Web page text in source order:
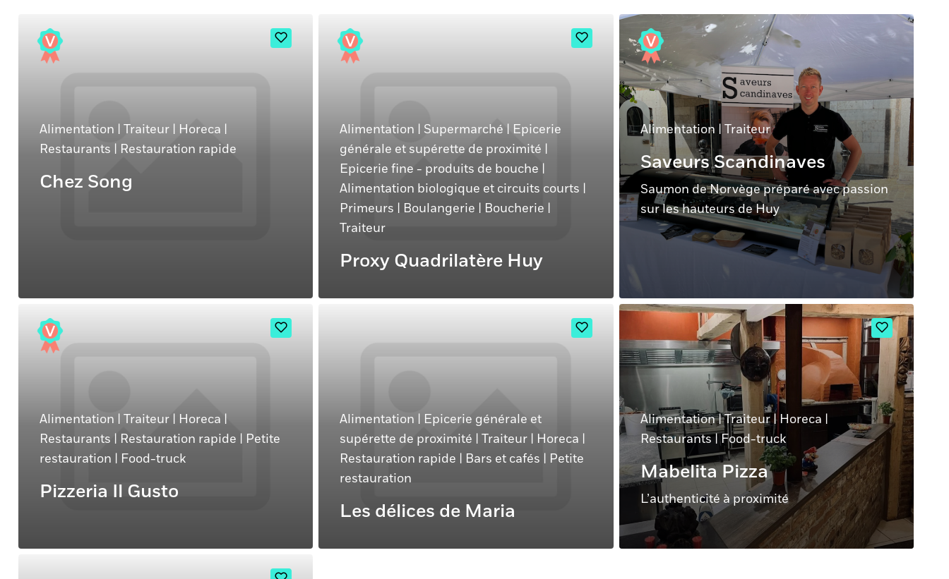
Alimentation | Traiteur | Horeca |
Restaurants | Restauration rapide
Chez Song
Alimentation | Supermarché | Epicerie
générale et supérette de proximité |
Epicerie fine - produits de bouche |
Alimentation biologique et circuits courts |
Primeurs | Boulangerie | Boucherie |
Traiteur
Proxy Quadrilatère Huy
Alimentation | Traiteur
Saveurs Scandinaves
Saumon de Norvège préparé avec passion
sur les hauteurs de Huy
Alimentation | Traiteur | Horeca |
Restaurants | Restauration rapide | Petite
restauration | Food-truck
Pizzeria Il Gusto
Alimentation | Epicerie générale et
supérette de proximité |Traiteur | Horeca |
Restauration rapide | Bars et cafés | Petite
restauration
Les délices de Maria
Alimentation|Traiteur| Horeca |
Restaurants|Food-truck
Mabelita Pizza
L’authenticité à proximité